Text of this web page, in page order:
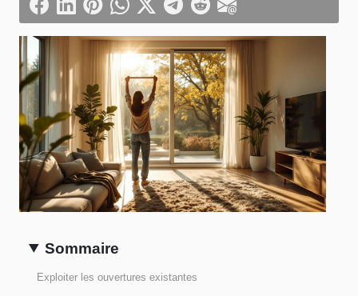
Sommaire
Exploiter les ouvertures existantes